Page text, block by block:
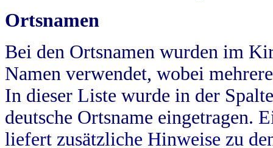
Ortsnamen
Bei den Ortsnamen wurden im
Namen verwendet, wobei
In dieser Liste wurde in der
deutsche Ortsname eingetragen.
liefert zusätzliche Hinweise zu